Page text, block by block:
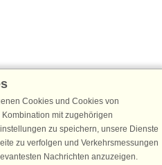
Fans an
von 25 € für Ihren nächsten
für den DanCenter Newsletter
Angebote, Gewinnspiele und
Cookies und Cookies von
mit zugehörigen
zu speichern, unsere Dienste
zu verfolgen und Verkehrsmessungen
Nachrichten anzuzeigen.